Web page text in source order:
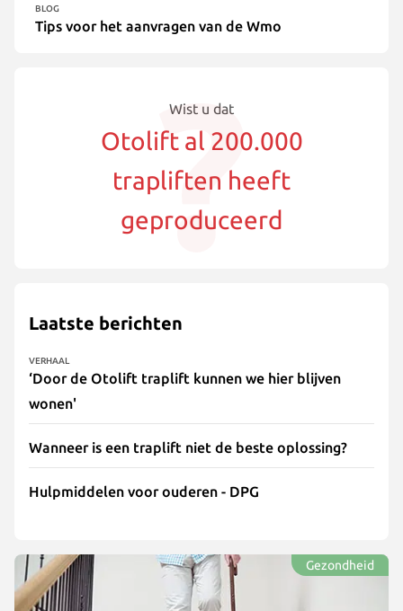
BLOG
Tips voor het aanvragen van de Wmo
Wist u dat
Otolift al 200.000
trapliften heeft
geproduceerd
Laatste berichten
VERHAAL
‘Door de Otolift traplift kunnen we hier blijven
wonen'
Wanneer is een traplift niet de beste oplossing?
Hulpmiddelen voor ouderen - DPG
Gezondheid